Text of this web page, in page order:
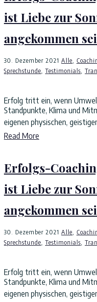
ist Liebe zur
angekommen
30. Dezember 2021 Alle,
Sprechstunde, Testimonials,
Erfolg tritt ein, wenn
Standpunkte, Klima und
eigenen physischen,
Read More
Erfolgs-
ist Liebe zur
angekommen
30. Dezember 2021 Alle,
Sprechstunde, Testimonials,
Erfolg tritt ein, wenn
Standpunkte, Klima und
eigenen physischen,